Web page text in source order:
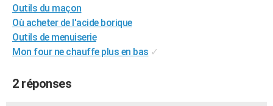
FORUM
Bricolage
Lifestyle
Culture
Sport
Auto
Television
Voyage
Cinema
Outils du maçon
Où acheter de l'acide borique
Outils de menuiserie
Mon four ne chauffe plus en bas ✓
2 réponses